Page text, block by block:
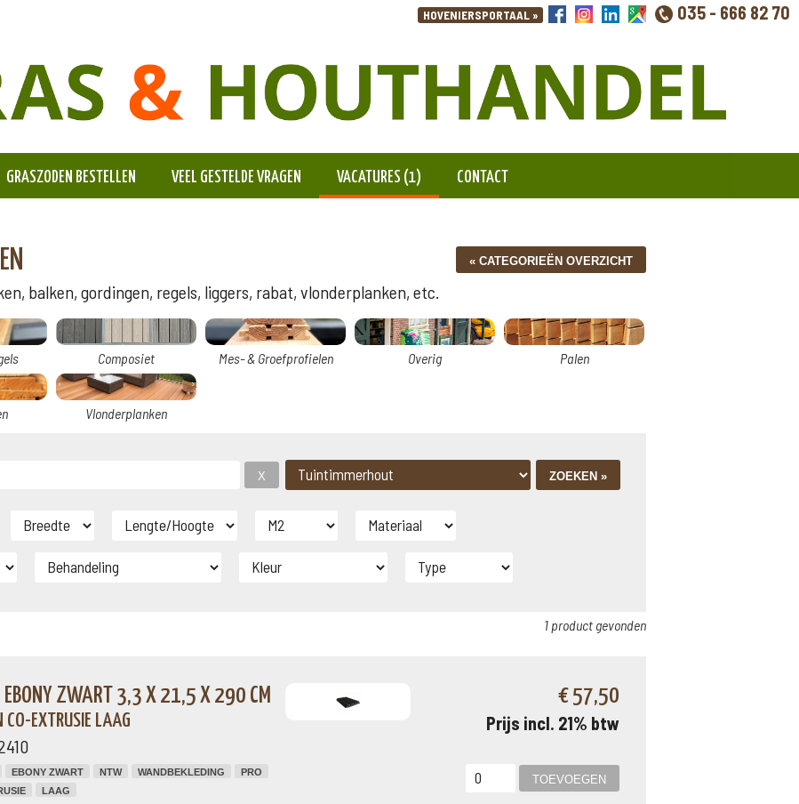
035 - 666 82 70
GRASZODEN BESTELLEN VEEL GESTELDE VRAGEN VACATURES (1) CONTACT
balken, gordingen, regels, liggers, rabat, vlonderplanken, etc.
Composiet Mes- & Groefprofielen Overig Palen
Vlonderplanken
1 product gevonden
EBONY ZWART 3,3 X 21,5 X 290 CM
EXTRUSIE LAAG
EBONY ZWART NTW WANDBEKLEDING
PRO
LAAG
€ 57,50
Prijs incl. 21% btw